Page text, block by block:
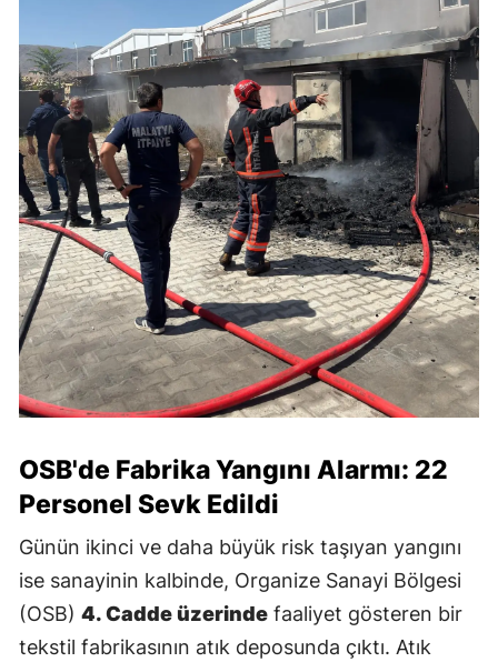
OSB'de Fabrika Yangını Alarmı: 22
Personel Sevk Edildi
Günün ikinci ve daha büyük risk taşıyan yangını
ise sanayinin kalbinde, Organize Sanayi Bölgesi
(OSB) 4. Cadde üzerinde faaliyet gösteren bir
tekstil fabrikasının atık deposunda çıktı. Atık